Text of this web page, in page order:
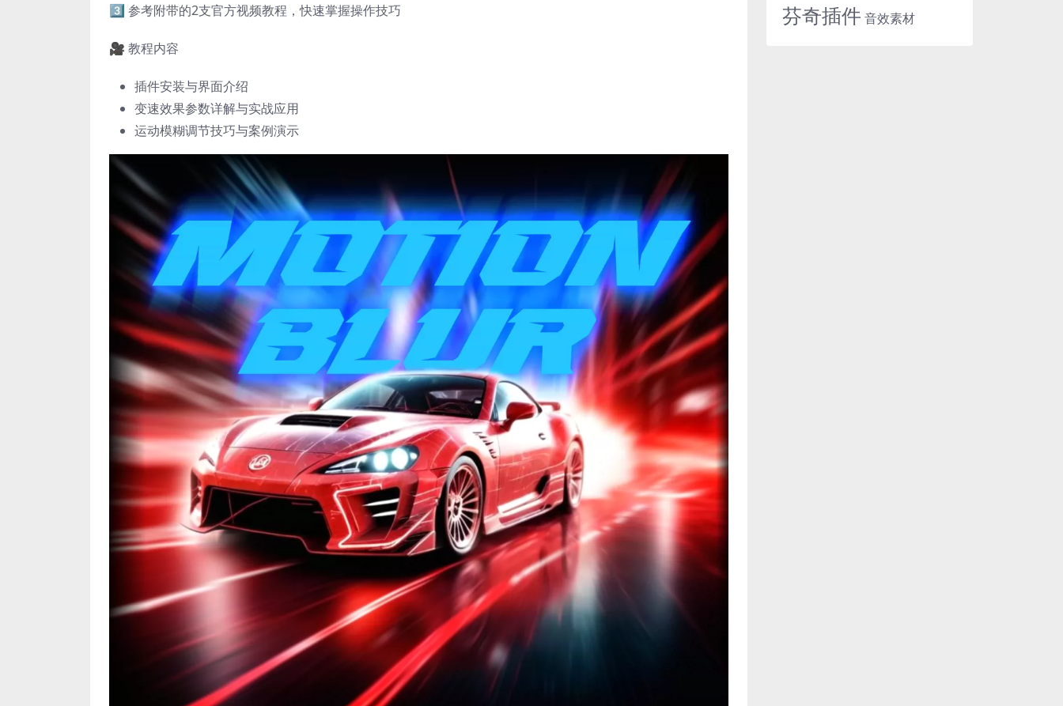
3️⃣ 参考附带的2支官方视频教程，快速掌握操作技巧
🎥 教程内容
插件安装与界面介绍
变速效果参数详解与实战应用
运动模糊调节技巧与案例演示
芬奇插件 音效素材